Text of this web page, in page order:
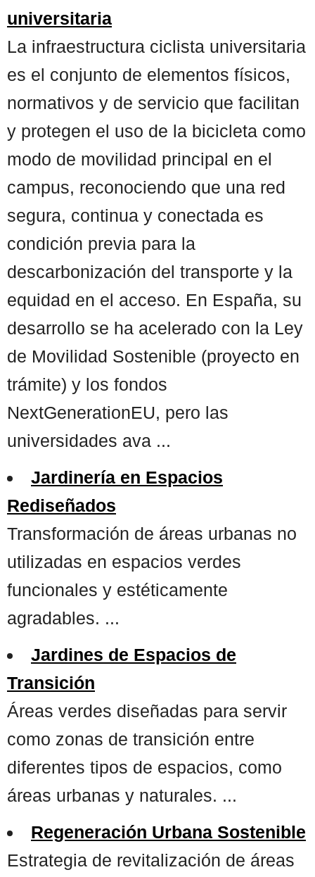
universitaria
La infraestructura ciclista universitaria
es el conjunto de elementos físicos,
normativos y de servicio que facilitan
y protegen el uso de la bicicleta como
modo de movilidad principal en el
campus, reconociendo que una red
segura, continua y conectada es
condición previa para la
descarbonización del transporte y la
equidad en el acceso. En España, su
desarrollo se ha acelerado con la Ley
de Movilidad Sostenible (proyecto en
trámite) y los fondos
NextGenerationEU, pero las
universidades ava ...
Jardinería en Espacios
Rediseñados
Transformación de áreas urbanas no
utilizadas en espacios verdes
funcionales y estéticamente
agradables. ...
Jardines de Espacios de
Transición
Áreas verdes diseñadas para servir
como zonas de transición entre
diferentes tipos de espacios, como
áreas urbanas y naturales. ...
Regeneración Urbana Sostenible
Estrategia de revitalización de áreas